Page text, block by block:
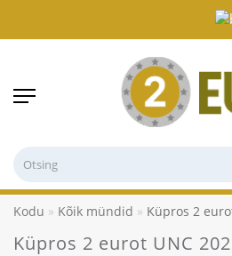
Kodu Kõik mündid Küpros 2
Küpros 2 eurot UNC